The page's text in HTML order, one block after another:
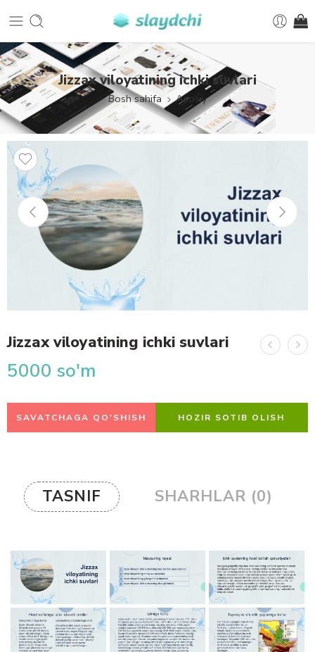
Jizzax viloyatining ichki suvlari
Bosh sahifa Asosiy
Jizzax viloyatining ichki suvlari
5000 so'm
SAVATCHAGA QO'SHISH HOZIR SOTIB OLISH
TASNIF SHARHLAR (0)